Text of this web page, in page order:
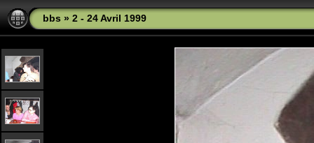
bbs » 2 - 24 Avril 1999